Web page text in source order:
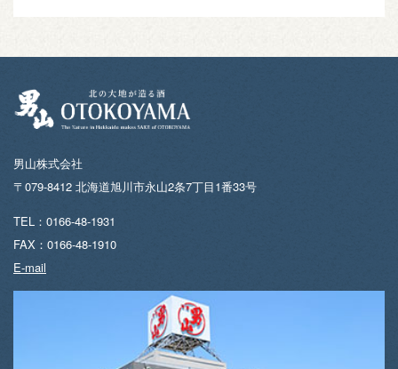
男山株式会社
〒079-8412 北海道旭川市永山2条7丁目1番33号
TEL：0166-48-1931
FAX：0166-48-1910
E-mail